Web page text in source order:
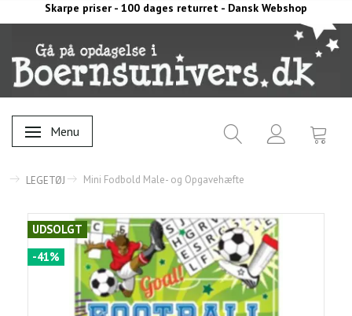
Skarpe priser - 100 dages returret - Dansk Webshop
Skifte navigation
Menu
LEGETØJ Mini Fodbold Male- og Opgavehæfte
UDSOLGT
-41%